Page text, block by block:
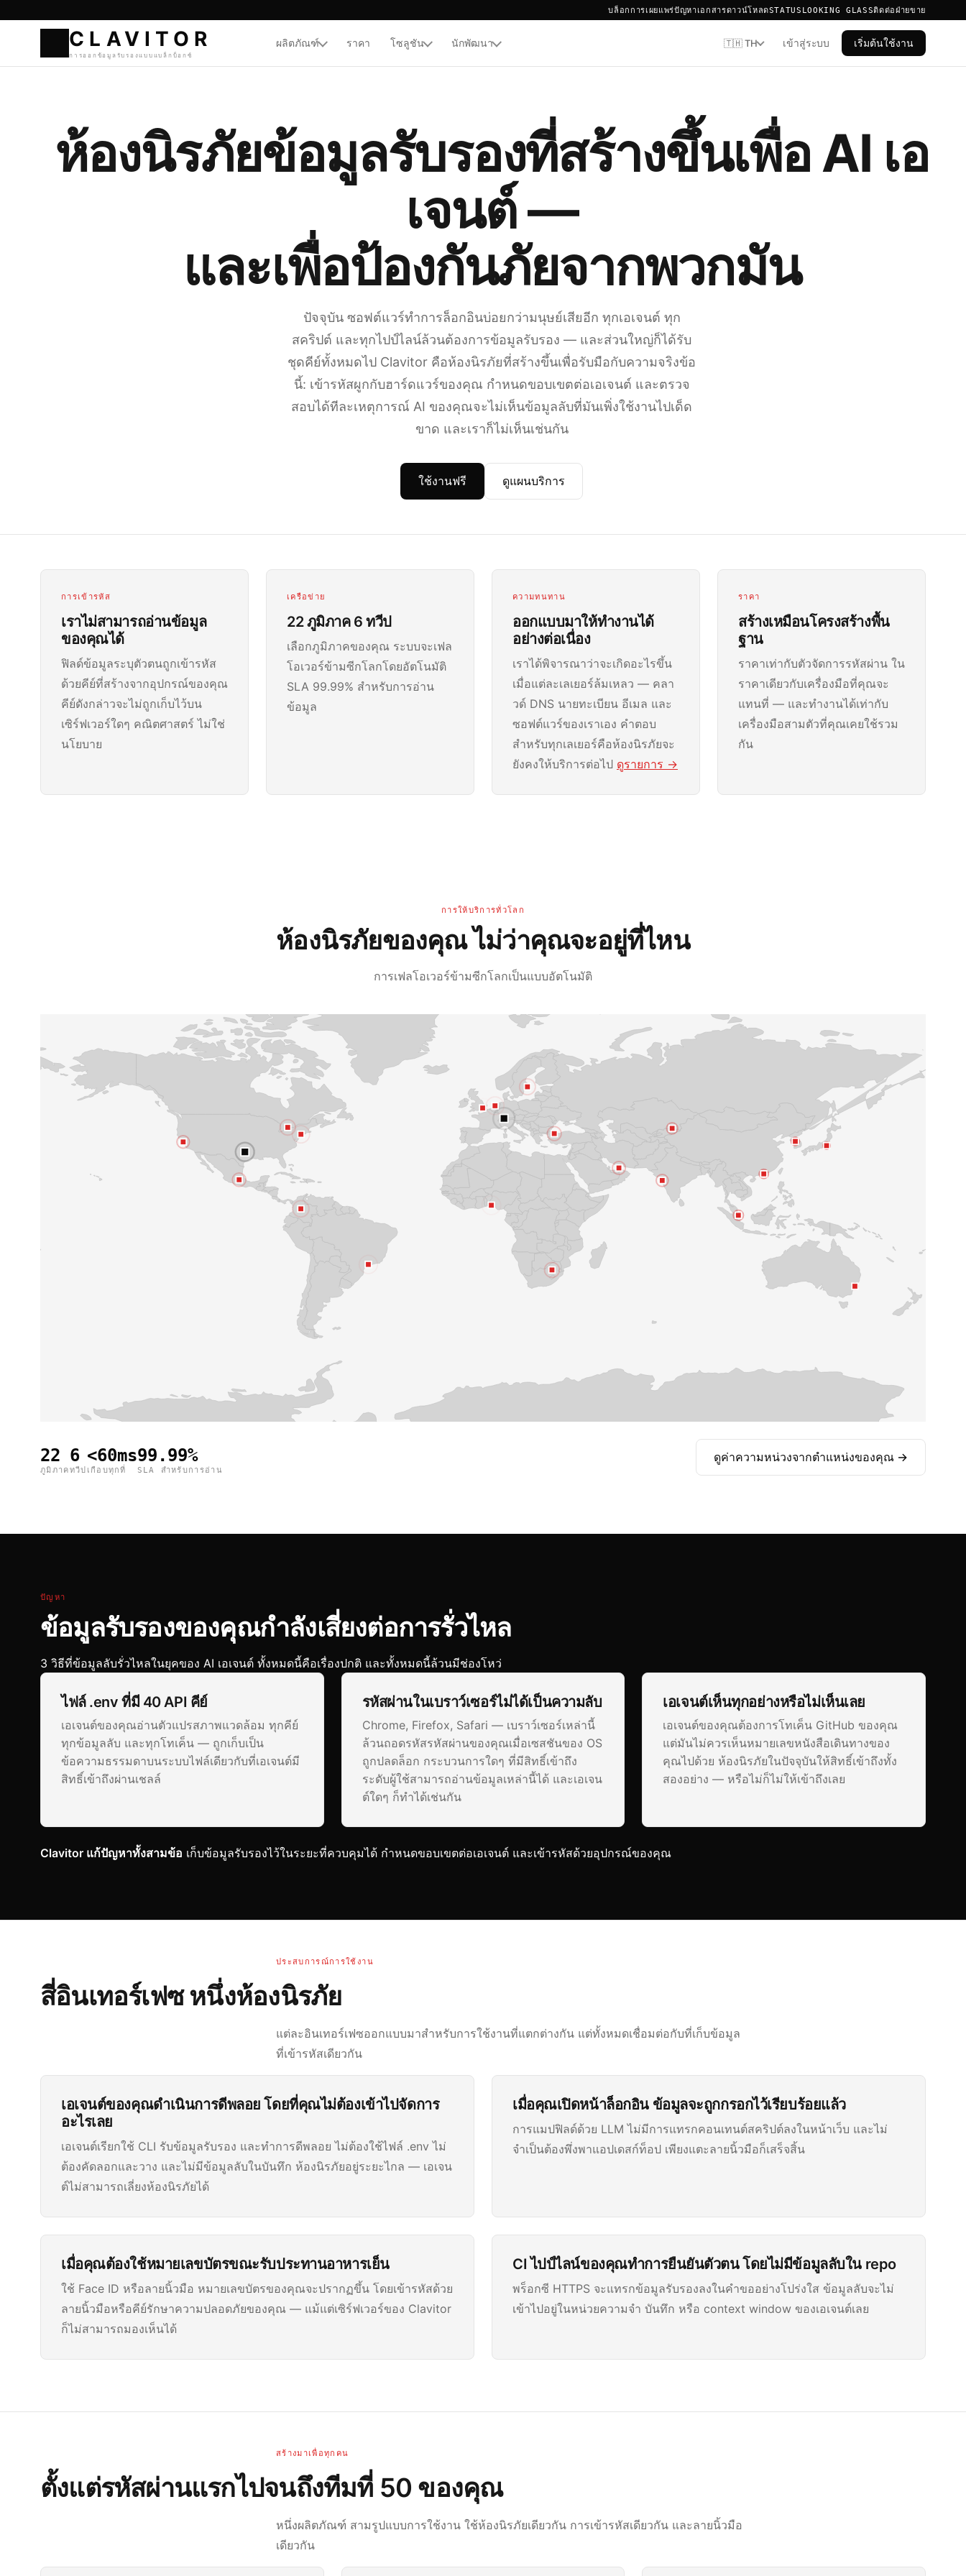
บล็อกการเผยแพร่ปัญหาเอกสารดาวน์โหลดSTATUS LOOKING GLASSติดต่อฝ่ายขาย
CLAVITOR
ผลิตภัณฑ์ ราคา โซลูชัน นักพัฒนา 🇹🇭 TH เข้าสู่ระบบ เริ่มต้นใช้งาน
ห้องนิรภัยข้อมูลรับรองที่สร้างขึ้นเพื่อ AI เอ
เจนต์ —
และเพื่อป้องกันภัยจากพวกมัน
ปัจจุบัน ซอฟต์แวร์ทำการล็อกอินบ่อยกว่ามนุษย์เสียอีก ทุกเอเจนต์ ทุก
สคริปต์ และทุกไปป์ไลน์ล้วนต้องการข้อมูลรับรอง — และส่วนใหญ่ก็ได้รับ
ชุดคีย์ทั้งหมดไป Clavitor คือห้องนิรภัยที่สร้างขึ้นเพื่อรับมือกับความจริงข้อ
นี้: เข้ารหัสผูกกับฮาร์ดแวร์ของคุณ กำหนดขอบเขตต่อเอเจนต์ และตรวจ
สอบได้ทีละเหตุการณ์ AI ของคุณจะไม่เห็นข้อมูลลับที่มันเพิ่งใช้งานไปเด็ด
ขาด และเราก็ไม่เห็นเช่นกัน
ใช้งานฟรี ดูแผนบริการ
การเข้ารหัส
เราไม่สามารถอ่านข้อมูล
ของคุณได้
ฟิลด์ข้อมูลระบุตัวตนถูกเข้ารหัส
ด้วยคีย์ที่สร้างจากอุปกรณ์ของคุณ
คีย์ดังกล่าวจะไม่ถูกเก็บไว้บน
เซิร์ฟเวอร์ใดๆ คณิตศาสตร์ ไม่ใช่
นโยบาย
เครือข่าย
22 ภูมิภาค 6 ทวีป
เลือกภูมิภาคของคุณ ระบบจะเฟล
โอเวอร์ข้ามซีกโลกโดยอัตโนมัติ
SLA 99.99% สำหรับการอ่าน
ข้อมูล
ความทนทาน
ออกแบบมาให้ทำงานได้
อย่างต่อเนื่อง
เราได้พิจารณาว่าจะเกิดอะไรขึ้น
เมื่อแต่ละเลเยอร์ล้มเหลว — คลา
วด์ DNS นายทะเบียน อีเมล และ
ซอฟต์แวร์ของเราเอง คำตอบ
สำหรับทุกเลเยอร์คือห้องนิรภัยจะ
ยังคงให้บริการต่อไป ดูรายการ →
ราคา
สร้างเหมือนโครงสร้างพื้น
ฐาน
ราคาเท่ากับตัวจัดการรหัสผ่าน ใน
ราคาเดียวกับเครื่องมือที่คุณจะ
แทนที่ — และทำงานได้เท่ากับ
เครื่องมือสามตัวที่คุณเคยใช้รวม
กัน
การให้บริการทั่วโลก
ห้องนิรภัยของคุณ ไม่ว่าคุณจะอยู่ที่ไหน
การเฟลโอเวอร์ข้ามซีกโลกเป็นแบบอัตโนมัติ
22
ภูมิภาค
6
ทวีป
<60ms
เกือบทุกที่
99.99%
SLA สำหรับการอ่าน
ดูค่าความหน่วงจากตำแหน่งของคุณ →
ปัญหา
ข้อมูลรับรองของคุณกำลังเสี่ยงต่อการรั่วไหล
3 วิธีที่ข้อมูลลับรั่วไหลในยุคของ AI เอเจนต์ ทั้งหมดนี้คือเรื่องปกติ และทั้งหมดนี้ล้วนมีช่องโหว่
ไฟล์ .env ที่มี 40 API คีย์
เอเจนต์ของคุณอ่านตัวแปรสภาพแวดล้อม ทุกคีย์
ทุกข้อมูลลับ และทุกโทเค็น — ถูกเก็บเป็น
ข้อความธรรมดาบนระบบไฟล์เดียวกับที่เอเจนต์มี
สิทธิ์เข้าถึงผ่านเชลล์
รหัสผ่านในเบราว์เซอร์ไม่ได้เป็นความลับ
Chrome, Firefox, Safari — เบราว์เซอร์เหล่านี้
ล้วนถอดรหัสรหัสผ่านของคุณเมื่อเซสชันของ OS
ถูกปลดล็อก กระบวนการใดๆ ที่มีสิทธิ์เข้าถึง
ระดับผู้ใช้สามารถอ่านข้อมูลเหล่านี้ได้ และเอเจน
ต์ใดๆ ก็ทำได้เช่นกัน
เอเจนต์เห็นทุกอย่างหรือไม่เห็นเลย
เอเจนต์ของคุณต้องการโทเค็น GitHub ของคุณ
แต่มันไม่ควรเห็นหมายเลขหนังสือเดินทางของ
คุณไปด้วย ห้องนิรภัยในปัจจุบันให้สิทธิ์เข้าถึงทั้ง
สองอย่าง — หรือไม่ก็ไม่ให้เข้าถึงเลย
Clavitor แก้ปัญหาทั้งสามข้อ เก็บข้อมูลรับรองไว้ในระยะที่ควบคุมได้ กำหนดขอบเขตต่อเอเจนต์ และเข้ารหัสด้วยอุปกรณ์ของคุณ
ประสบการณ์การใช้งาน
สี่อินเทอร์เฟซ หนึ่งห้องนิรภัย
แต่ละอินเทอร์เฟซออกแบบมาสำหรับการใช้งานที่แตกต่างกัน แต่ทั้งหมดเชื่อมต่อกับที่เก็บข้อมูล
ที่เข้ารหัสเดียวกัน
เอเจนต์ของคุณดำเนินการดีพลอย โดยที่คุณไม่ต้องเข้าไปจัดการ
อะไรเลย
เอเจนต์เรียกใช้ CLI รับข้อมูลรับรอง และทำการดีพลอย ไม่ต้องใช้ไฟล์ .env ไม่
ต้องคัดลอกและวาง และไม่มีข้อมูลลับในบันทึก ห้องนิรภัยอยู่ระยะไกล — เอเจน
ต์ไม่สามารถเลี่ยงห้องนิรภัยได้
เมื่อคุณเปิดหน้าล็อกอิน ข้อมูลจะถูกกรอกไว้เรียบร้อยแล้ว
การแมปฟิลด์ด้วย LLM ไม่มีการแทรกคอนเทนต์สคริปต์ลงในหน้าเว็บ และไม่
จำเป็นต้องพึ่งพาแอปเดสก์ท็อป เพียงแตะลายนิ้วมือก็เสร็จสิ้น
เมื่อคุณต้องใช้หมายเลขบัตรขณะรับประทานอาหารเย็น
ใช้ Face ID หรือลายนิ้วมือ หมายเลขบัตรของคุณจะปรากฏขึ้น โดยเข้ารหัสด้วย
ลายนิ้วมือหรือคีย์รักษาความปลอดภัยของคุณ — แม้แต่เซิร์ฟเวอร์ของ Clavitor
ก็ไม่สามารถมองเห็นได้
CI ไปป์ไลน์ของคุณทำการยืนยันตัวตน โดยไม่มีข้อมูลลับใน repo
พร็อกซี HTTPS จะแทรกข้อมูลรับรองลงในคำขออย่างโปร่งใส ข้อมูลลับจะไม่
เข้าไปอยู่ในหน่วยความจำ บันทึก หรือ context window ของเอเจนต์เลย
สร้างมาเพื่อทุกคน
ตั้งแต่รหัสผ่านแรกไปจนถึงทีมที่ 50 ของคุณ
หนึ่งผลิตภัณฑ์ สามรูปแบบการใช้งาน ใช้ห้องนิรภัยเดียวกัน การเข้ารหัสเดียวกัน และลายนิ้วมือ
เดียวกัน